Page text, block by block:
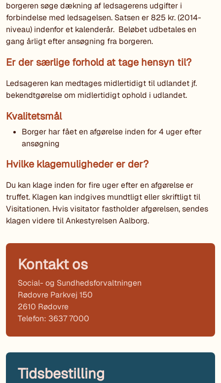
borgeren søge dækning af ledsagerens udgifter i
forbindelse med ledsagelsen. Satsen er 825 kr. (2014-
niveau) indenfor et kalenderår. Beløbet udbetales en
gang årligt efter ansøgning fra borgeren.
Er der særlige forhold at tage hensyn til?
Ledsageren kan medtages midlertidigt til udlandet jf.
bekendtgørelse om midlertidigt ophold i udlandet.
Kvalitetsmål
Borger har fået en afgørelse inden for 4 uger efter
ansøgning
Hvilke klagemuligheder er der?
Du kan klage inden for fire uger efter en afgørelse er
truffet. Klagen kan indgives mundtligt eller skriftligt til
Visitationen. Hvis visitator fastholder afgørelsen, sendes
klagen videre til Ankestyrelsen Aalborg.
Kontakt os
Social- og Sundhedsforvaltningen
Rødovre Parkvej 150
2610 Rødovre
Telefon: 3637 7000
Tidsbestilling